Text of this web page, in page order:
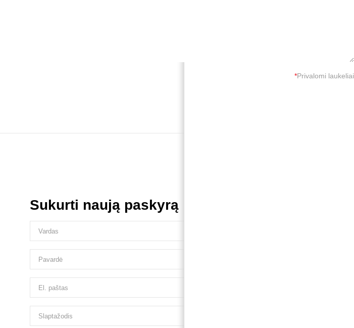
*Privalomi laukeliai
Sukurti naują paskyrą